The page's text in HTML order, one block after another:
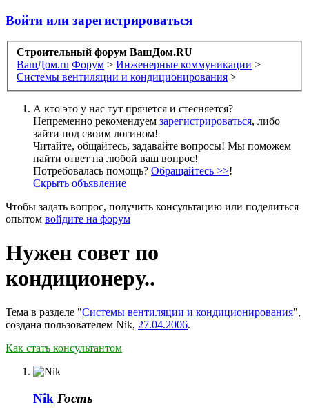
Войти или зарегистрироваться
Строительный форум ВашДом.RU
ВашДом.ru Форум > Инженерные коммуникации >
Системы вентиляции и кондиционирования >
А кто это у нас тут прячется и стесняется?
Непременно рекомендуем зарегистрироваться, либо
зайти под своим логином!
Читайте, общайтесь, задавайте вопросы! Мы поможем
найти ответ на любой ваш вопрос!
Потребовалась помощь? Обращайтесь >>!
Скрыть объявление
Чтобы задать вопрос, получить консультацию или поделиться
опытом войдите на форум
Нужен совет по
кондиционеру..
Тема в разделе "Системы вентиляции и кондиционирования",
создана пользователем Nik, 27.04.2006.
Как стать консультантом
Nik Гость